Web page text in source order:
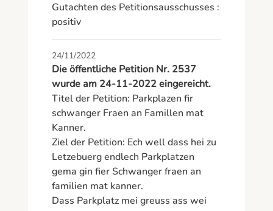
Gutachten des Petitionsausschusses :
positiv
24/11/2022
Die öffentliche Petition Nr. 2537
wurde am 24-11-2022 eingereicht.
Titel der Petition: Parkplazen fir
schwanger Fraen an Famillen mat
Kanner.
Ziel der Petition: Ech well dass hei zu
Letzebuerg endlech Parkplatzen
gema gin fier Schwanger fraen an
familien mat kanner.
Dass Parkplatz mei greuss ass wei